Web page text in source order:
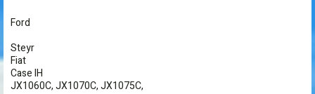
Ford
Steyr
Fiat
Case IH
JX1060C, JX1070C, JX1075C,